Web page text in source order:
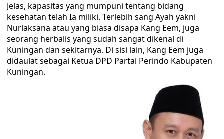
Jelas, kapasitas yang mumpuni tentang bidang
kesehatan telah Ia miliki. Terlebih sang Ayah yakni
Nurlaksana atau yang biasa disapa Kang Eem, juga
seorang herbalis yang sudah sangat dikenal di
Kuningan dan sekitarnya. Di sisi lain, Kang Eem juga
didaulat sebagai Ketua DPD Partai Perindo Kabupaten
Kuningan.